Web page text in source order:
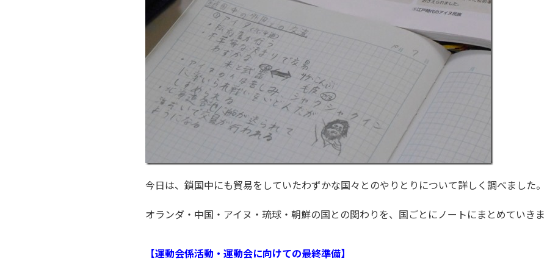
今日は、鎖国中にも貿易をしていたわずかな国々とのやりとりについて詳しく調べました。
オランダ・中国・アイヌ・琉球・朝鮮の国との関わりを、国ごとにノートにまとめていき
【運動会係活動・運動会に向けての最終準備】